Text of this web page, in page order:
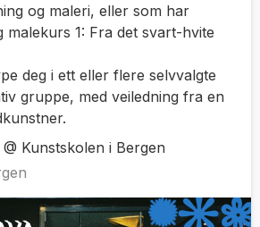
og maleri, eller som har
1: Fra det svart-hvite
deg i ett eller flere selvvalgte
gruppe, med veiledning fra en
Kunstskolen i Bergen